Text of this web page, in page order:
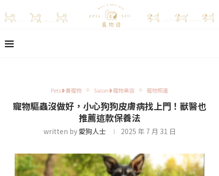
Pets❥養寵物 Salon❥寵物美容 寵物照護
寵物驅蟲沒做好，小心狗狗皮膚病找上門！獸醫也
推薦這款保養法
written by 愛狗人士 2025 年 7 月 31 日